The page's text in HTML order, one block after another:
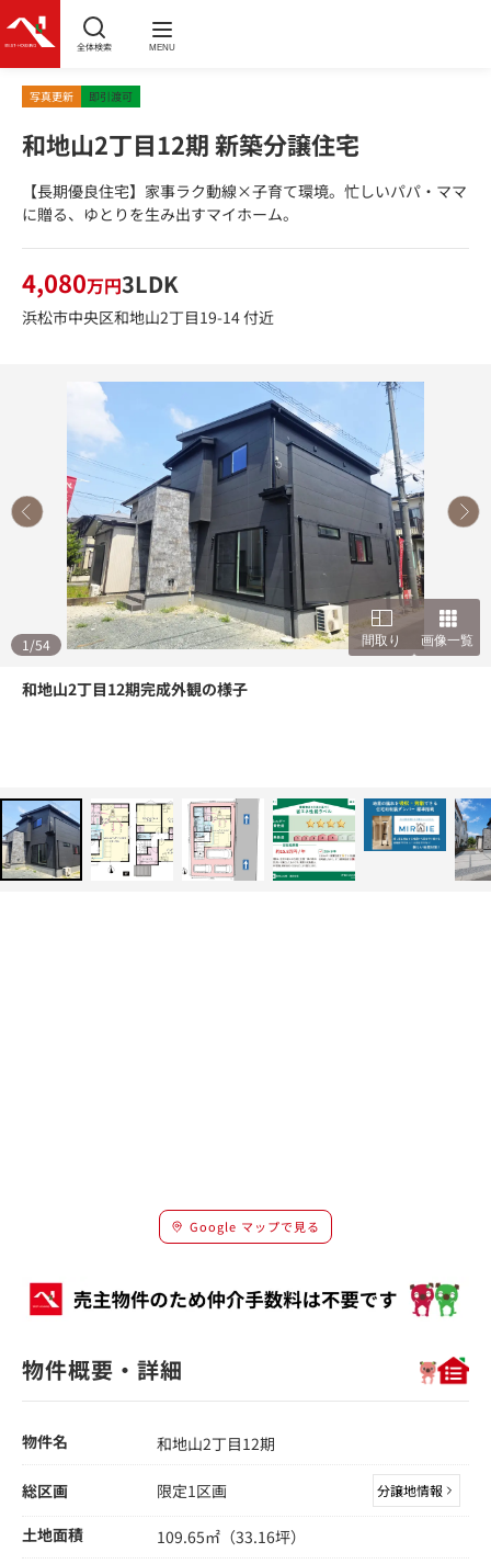
全体検索 MENU
写真更新 即引渡可
和地山2丁目12期 新築分譲住宅
【長期優良住宅】家事ラク動線×子育て環境。忙しいパパ・ママ
に贈る、ゆとりを生み出すマイホーム。
4,080万円3LDK
浜松市中央区和地山2丁目19-14 付近
1 /54 間取り 画像一覧
和地山2丁目12期完成外観の様子
Google マップで見る
物件概要・詳細
物件名 和地山2丁目12期
総区画 限定1区画 分譲地情報
土地面積
109.65㎡（33.16坪）